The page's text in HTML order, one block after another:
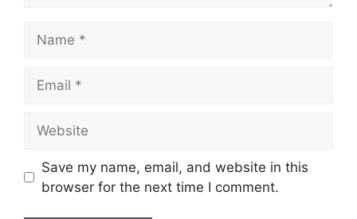
Save my name, email, and website in this
browser for the next time I comment.